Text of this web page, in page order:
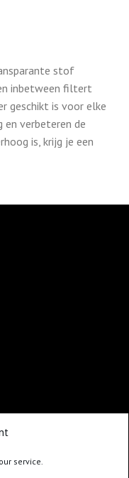
service.
stof
inbetween filtert
geschikt is voor elke
en verbeteren de
is, krijg je een